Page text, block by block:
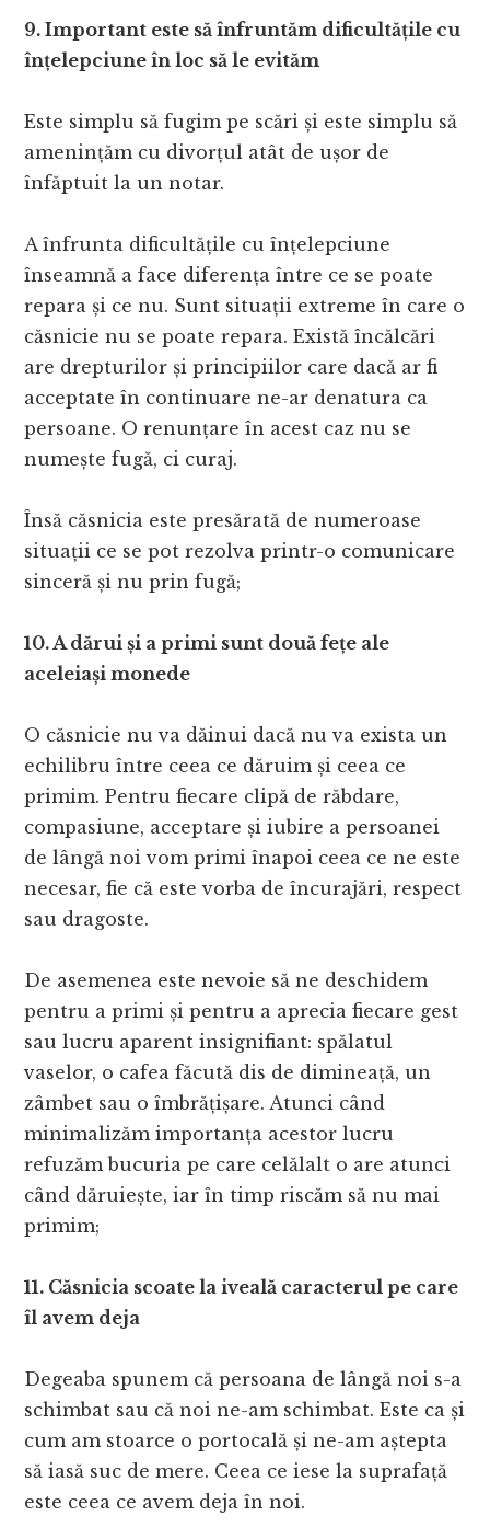
9. Important este să înfruntăm dificultățile cu
înțelepciune în loc să le evităm
Este simplu să fugim pe scări și este simplu să
amenințăm cu divorțul atât de ușor de
înfăptuit la un notar.
A înfrunta dificultățile cu înțelepciune
înseamnă a face diferența între ce se poate
repara și ce nu. Sunt situații extreme în care o
căsnicie nu se poate repara. Există încălcări
are drepturilor și principiilor care dacă ar fi
acceptate în continuare ne-ar denatura ca
persoane. O renunțare în acest caz nu se
numește fugă, ci curaj.
Însă căsnicia este presărată de numeroase
situații ce se pot rezolva printr-o comunicare
sinceră și nu prin fugă;
10. A dărui și a primi sunt două fețe ale
aceleiași monede
O căsnicie nu va dăinui dacă nu va exista un
echilibru între ceea ce dăruim și ceea ce
primim. Pentru fiecare clipă de răbdare,
compasiune, acceptare și iubire a persoanei
de lângă noi vom primi înapoi ceea ce ne este
necesar, fie că este vorba de încurajări, respect
sau dragoste.
De asemenea este nevoie să ne deschidem
pentru a primi și pentru a aprecia fiecare gest
sau lucru aparent insignifiant: spălatul
vaselor, o cafea făcută dis de dimineață, un
zâmbet sau o îmbrățișare. Atunci când
minimalizăm importanța acestor lucru
refuzăm bucuria pe care celălalt o are atunci
când dăruiește, iar în timp riscăm să nu mai
primim;
11. Căsnicia scoate la iveală caracterul pe care
îl avem deja
Degeaba spunem că persoana de lângă noi s-a
schimbat sau că noi ne-am schimbat. Este ca și
cum am stoarce o portocală și ne-am aștepta
să iasă suc de mere. Ceea ce iese la suprafață
este ceea ce avem deja în noi.